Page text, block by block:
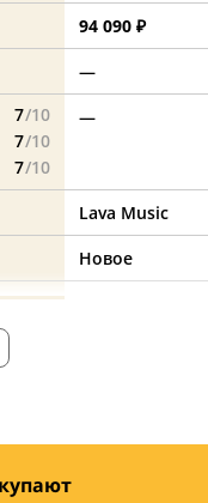
94 090 ₽
—
7/10
7/10
7/10
—
Lava Music
Новое
серебристый